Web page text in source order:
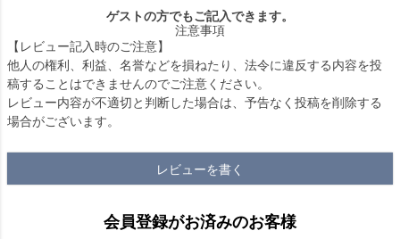
ゲストの方でもご記入できます。
注意事項
【レビュー記入時のご注意】
他人の権利、利益、名誉などを損ねたり、法令に違反する内容を投
稿することはできませんのでご注意ください。
レビュー内容が不適切と判断した場合は、予告なく投稿を削除する
場合がございます。
レビューを書く
会員登録がお済みのお客様